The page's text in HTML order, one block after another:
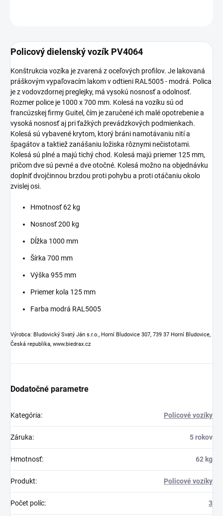
Policový dielenský vozík PV4064
Konštrukcia vozíka je zvarená z oceľových profilov. Je lakovaná
práškovým vypaľovacím lakom v odtieni RAL5005 - modrá. Polica
je z vodovzdornej preglejky, má vysokú nosnosť a odolnosť.
Rozmer police je 1000 x 700 mm. Kolesá na vozíku sú od
francúzskej firmy Guitel, čím je zaručené ich malé opotrebenie a
vysoká nosnosť aj pri ťažkých prevádzkových podmienkach.
Kolesá sú vybavené krytom, ktorý bráni namotávaniu nití a
špagátov a taktiež zanášaniu ložiska rôznymi nečistotami.
Kolesá sú plné a majú tichý chod. Kolesá majú priemer 125 mm,
pričom dve sú pevné a dve otočné. Kolesá možno na objednávku
doplniť dvojčinnou brzdou proti pohybu a proti otáčaniu okolo
zvislej osi.
Hmotnosť 62 kg
Nosnosť 200 kg
Dĺžka 1000 mm
Šírka 700 mm
Výška 955 mm
Priemer kola 125 mm
Farba modrá RAL5005
Výrobca: Bludovický Svatý Ján s.r.o., Horní Bludovice 307, 739 37 Horní Bludovice,
Česká republika, www.biedrax.cz
Dodatočné parametre
Kategória: Policové vozíky
Záruka: 5 rokov
Hmotnosť: 62 kg
Produkt: Policové vozíky
Počet políc: 3